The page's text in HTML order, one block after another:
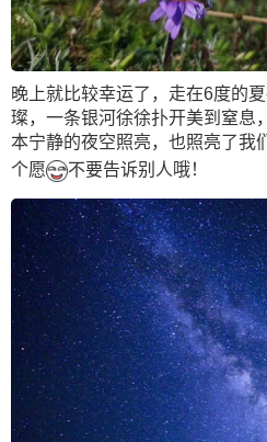
晚上就比较幸运了，走在6度的
璨，一条银河徐徐扑开美到窒息
本宁静的夜空照亮，也照亮了我
个愿
不要告诉别人哦！